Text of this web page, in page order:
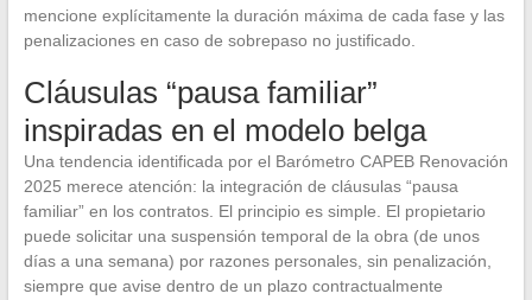
mencione explícitamente la duración máxima de cada fase y las
penalizaciones en caso de sobrepaso no justificado.
Cláusulas “pausa familiar”
inspiradas en el modelo belga
Una tendencia identificada por el Barómetro CAPEB Renovación
2025 merece atención: la integración de cláusulas “pausa
familiar” en los contratos. El principio es simple. El propietario
puede solicitar una suspensión temporal de la obra (de unos
días a una semana) por razones personales, sin penalización,
siempre que avise dentro de un plazo contractualmente